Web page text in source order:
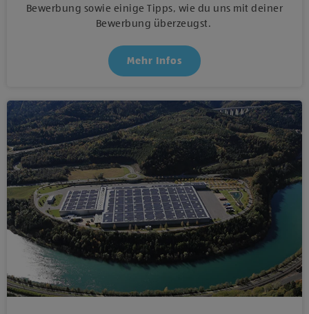
Bewerbung sowie einige Tipps, wie du uns mit deiner
Bewerbung überzeugst.
Mehr Infos